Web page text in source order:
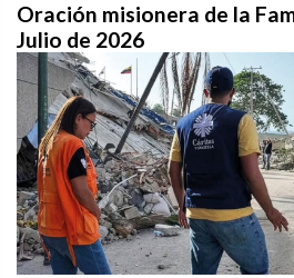
Oración misionera de la
Julio de 2026